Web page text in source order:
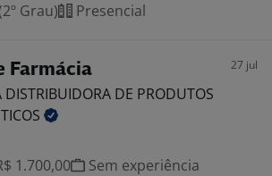
Grau)
Presencial
Farmácia 27 jul
DISTRIBUIDORA DE PRODUTOS
1.700,00
Sem experiência